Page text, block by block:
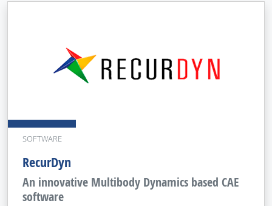
SOFTWARE
RecurDyn
An innovative Multibody Dynamics based CAE
software